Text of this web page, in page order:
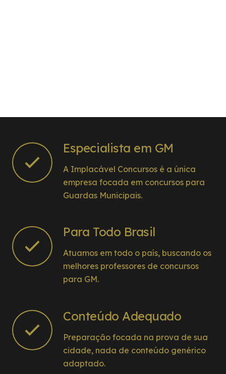
Especialista em GM
A Implacável Concursos é a única
empresa focada em concursos para
Guardas Municipais.
Para Todo Brasil
Atuamos em todo o país, buscando os
melhores professores de concursos
para GM.
Conteúdo Adequado
Preparação focada na prova de sua
cidade, nada de conteúdo genérico
adaptado.